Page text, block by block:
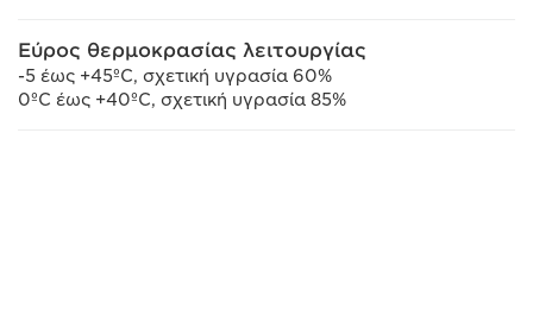
Εύρος θερμοκρασίας λειτουργίας
-5 έως +45ºC, σχετική υγρασία 60%
0ºC έως +40ºC, σχετική υγρασία 85%